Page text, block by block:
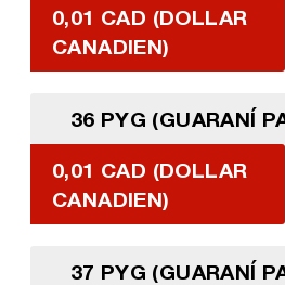
0,01 CAD (DOLLAR
CANADIEN)
36 PYG (GUARANÍ
0,01 CAD (DOLLAR
CANADIEN)
37 PYG (GUARANÍ